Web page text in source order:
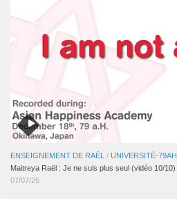
ENSEIGNEMENT DE RAËL / UNIVERSITÉ-79AH
Maitreya Raël : Je ne suis plus seul (vidéo 10/10)
07/07/26